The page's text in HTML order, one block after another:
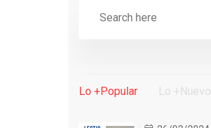
Lo +Popular Lo +Nuevo